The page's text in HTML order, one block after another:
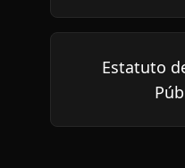
Estatuto